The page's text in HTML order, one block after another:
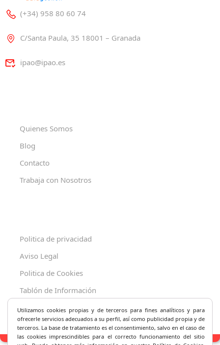
(+34) 958 80 60 74
C/Santa Paula, 35 18001 – Granada
ipao@ipao.es
Quienes Somos
Blog
Contacto
Trabaja con Nosotros
Politica de privacidad
Aviso Legal
Politica de Cookies
Tablón de Información
Decreto 625/2019
Utilizamos cookies propias y de terceros para fines analíticos y para
ofrecerle servicios adecuados a su perfil, así como publicidad propia y de
terceros. La base de tratamiento es el consentimiento, salvo en el caso de
las cookies imprescindibles para el correcto funcionamiento del sitio